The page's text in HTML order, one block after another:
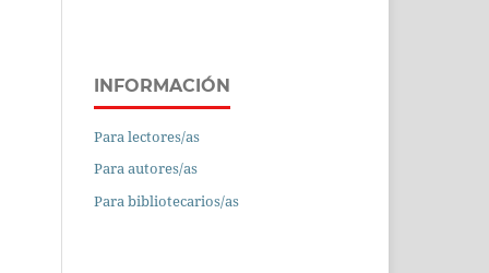
INFORMACIÓN
Para lectores/as
Para autores/as
Para bibliotecarios/as